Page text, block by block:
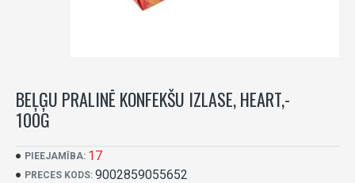
BEĻĢU PRALINĒ KONFEKŠU IZLASE, HEART,-
100G
PIEEJAMĪBA: 17
PRECES KODS: 9002859055652